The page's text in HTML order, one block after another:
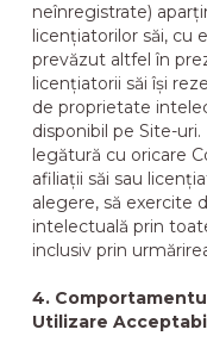
neînregistrate)
licențiatorilor săi, cu
prevăzut altfel în
licențiatorii săi își
de proprietate
disponibil pe Site-
legătură cu oricare
afiliații săi sau
alegere, să exercite
intelectuală prin
inclusiv prin
4.
Utilizare